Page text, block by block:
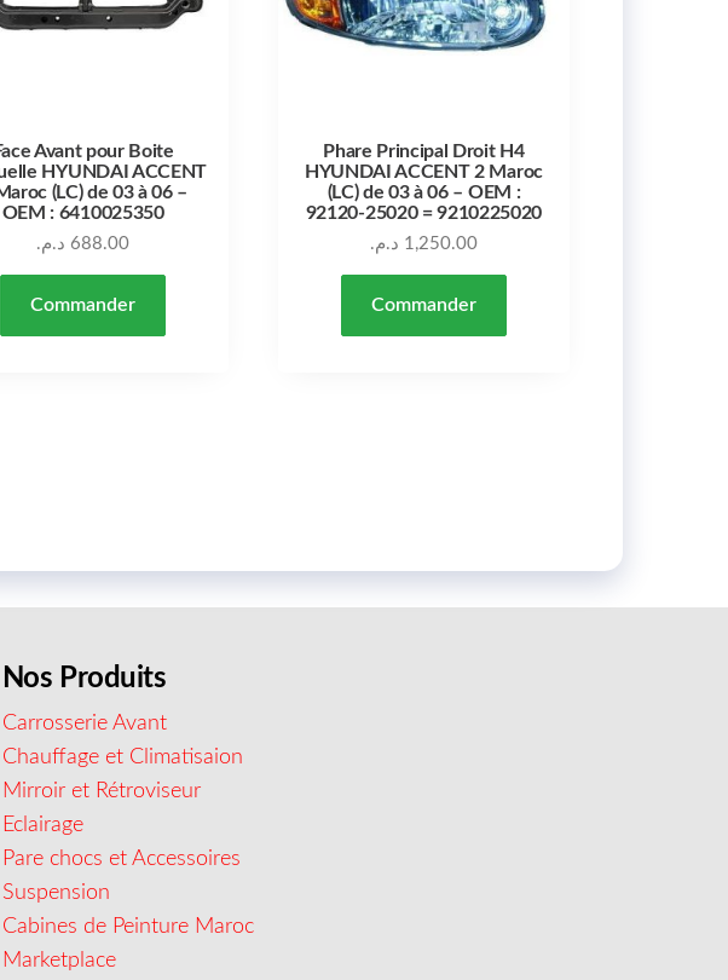
Avant pour Boite
HYUNDAI ACCENT
(LC) de 03 à 06 –
OEM : 6410025350
688.00 د.م.
Commander
Phare Principal Droit H4
HYUNDAI ACCENT 2 Maroc
(LC) de 03 à 06 – OEM :
92120-25020 = 9210225020
1,250.00 د.م.
Commander
Nos Produits
Carrosserie Avant
Chauffage et Climatisaion
Mirroir et Rétroviseur
Eclairage
Pare chocs et Accessoires
Suspension
Cabines de Peinture Maroc
Marketplace